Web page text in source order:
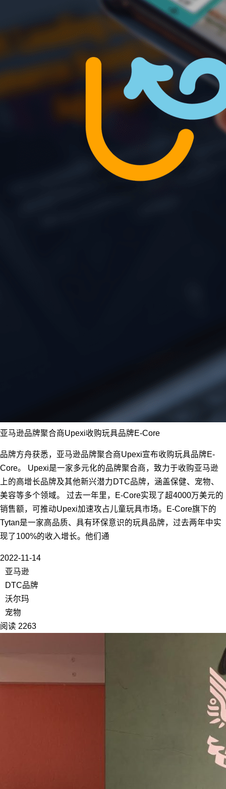
亚马逊品牌聚合商Upexi收购玩具品牌E-Core
品牌方舟获悉，亚马逊品牌聚合商Upexi宣布收购玩具品牌E-
Core。 Upexi是一家多元化的品牌聚合商，致力于收购亚马逊
上的高增长品牌及其他新兴潜力DTC品牌，涵盖保健、宠物、
美容等多个领域。 过去一年里，E-Core实现了超4000万美元的
销售额，可推动Upexi加速攻占儿童玩具市场。E-Core旗下的
Tytan是一家高品质、具有环保意识的玩具品牌，过去两年中实
现了100%的收入增长。他们通
2022-11-14
亚马逊
DTC品牌
沃尔玛
宠物
阅读 2263